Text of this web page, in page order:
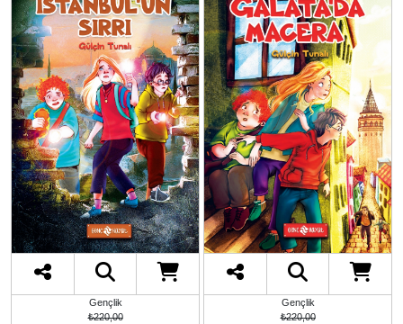
Gençlik
₺220,00
Gençlik
₺220,00